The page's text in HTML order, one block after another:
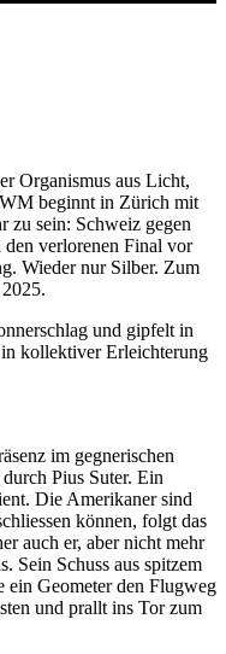
Organismus aus Licht,
beginnt in Zürich mit
zu sein: Schweiz gegen
verlorenen Final vor
Wieder nur Silber. Zum
und gipfelt in
in kollektiver Erleichterung
im gegnerischen
Pius Suter. Ein
Die Amerikaner sind
können, folgt das
auch er, aber nicht mehr
Sein Schuss aus spitzem
ein Geometer den Flugweg
und prallt ins Tor zum